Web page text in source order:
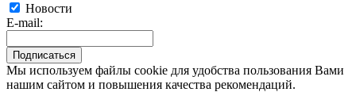
Новости
E-mail:
Мы используем файлы cookie для удобства пользования Вами
нашим сайтом и повышения качества рекомендаций.